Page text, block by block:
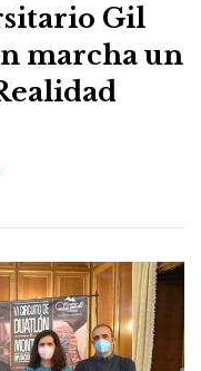
Gil
marcha un